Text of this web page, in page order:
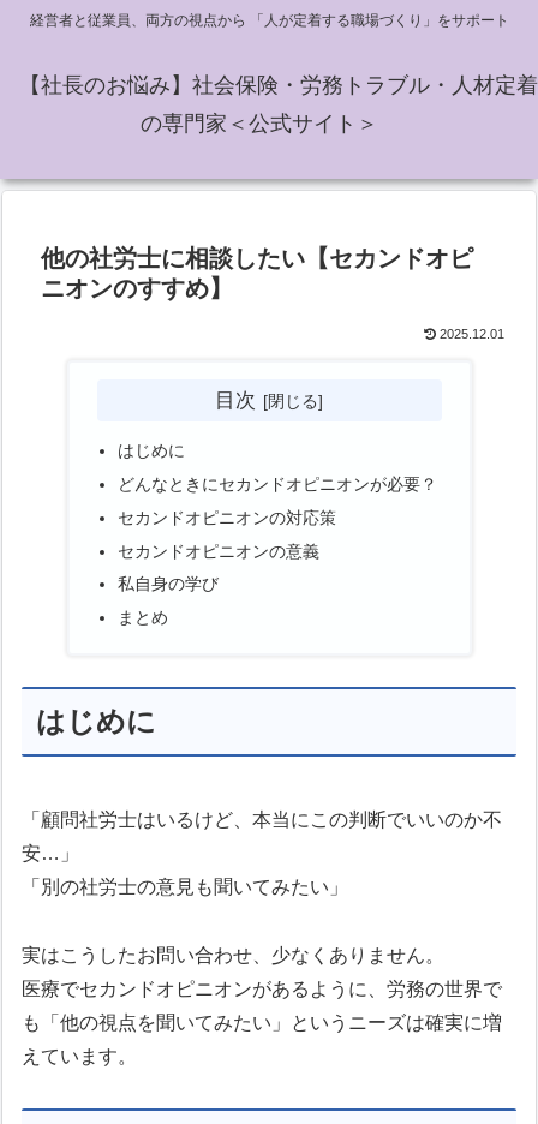
経営者と従業員、両方の視点から 「人が定着する職場づくり」をサポート
【社長のお悩み】社会保険・労務トラブル・人材定着
の専門家＜公式サイト＞
他の社労士に相談したい【セカンドオピ
ニオンのすすめ】
2025.12.01
目次
はじめに
どんなときにセカンドオピニオンが必要？
セカンドオピニオンの対応策
セカンドオピニオンの意義
私自身の学び
まとめ
はじめに
「顧問社労士はいるけど、本当にこの判断でいいのか不
安…」
「別の社労士の意見も聞いてみたい」
実はこうしたお問い合わせ、少なくありません。
医療でセカンドオピニオンがあるように、労務の世界で
も「他の視点を聞いてみたい」というニーズは確実に増
えています。